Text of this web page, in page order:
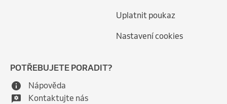
Uplatnit poukaz
Nastavení cookies
POTŘEBUJETE PORADIT?
Nápověda
Kontaktujte nás